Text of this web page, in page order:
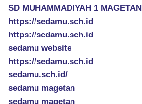
SD MUHAMMADIYAH 1 MAGETAN
https://sedamu.sch.id
https://sedamu.sch.id
sedamu website
https://sedamu.sch.id
sedamu.sch.id/
sedamu magetan
sedamu magetan